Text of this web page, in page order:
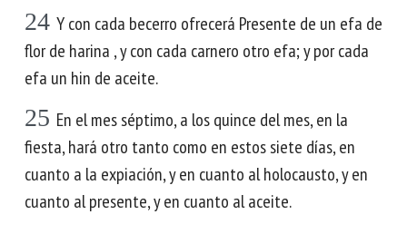
24 Y con cada becerro ofrecerá Presente de un efa de
flor de harina , y con cada carnero otro efa; y por cada
efa un hin de aceite.
25 En el mes séptimo, a los quince del mes, en la
fiesta, hará otro tanto como en estos siete días, en
cuanto a la expiación, y en cuanto al holocausto, y en
cuanto al presente, y en cuanto al aceite.